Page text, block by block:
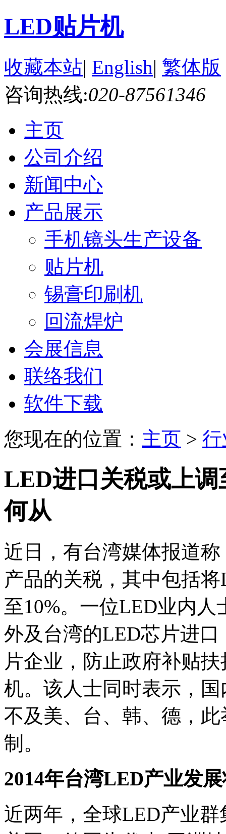
LED贴片机
收藏本站| English| 繁体版
咨询热线:020-87561346
主页
公司介绍
新闻中心
产品展示
手机镜头生产设备
贴片机
锡膏印刷机
回流焊炉
会展信息
联络我们
软件下载
您现在的位置： 主页 >
LED进口关税或上
何从
近日，有台湾媒体报道
产品的关税，其中包括
至10%。一位LED业内
外及台湾的LED芯片进
片企业，防止政府补贴
机。该人士同时表示，
不及美、台、韩、德，
制。
2014年台湾LED产业发
近两年，全球LED产业